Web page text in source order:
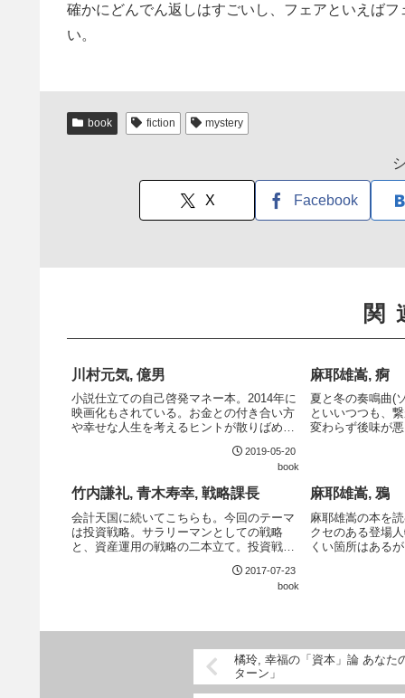
確かにどんでん返しはすごいし、フェアといえば
い。
book fiction mystery
X Facebook
関
川村元気, 億男
小説仕立ての自己啓発マネー本。2014年に
映画化もされている。お金との付き合い方
や幸せな人生を考えるヒントが散りばめら
われてしまう気持ちは良く理解できる。
2019-05-20
book
麻耶雄嵩, 痾
夏と冬の奏鳴曲(
といいつつも、
変わらず後味が
のの、やはり腑
章としては前作
いるよう...
竹内謙礼, 青木寿幸, 戦略課長
会計天国に続いてこちらも。今回のテーマ
は投資戦略。サラリーマンとしての戦略
と、資産運用の戦略の二本立て。投資戦略
なので、一冊目としてはおすすめできる。
2017-07-23
book
麻耶雄嵩, 鴉
麻耶雄嵩の本を
クセのある登場
くい箇所はある
じた村という設
き込まれる。そ
橘玲, 幸福の「資本」論 あなた
ターン」